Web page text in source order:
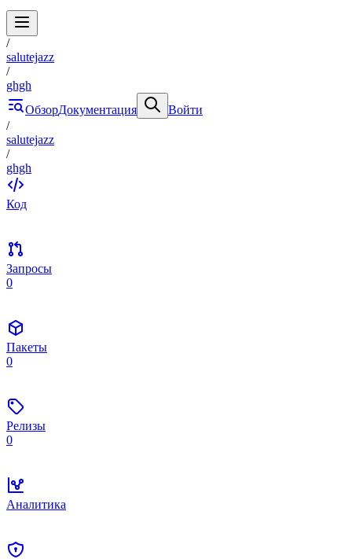
/
salutejazz
/
ghgh
ОбзорДокументация
Войти
/
salutejazz
/
ghgh
Код
Запросы
0
Пакеты
0
Релизы
0
Аналитика